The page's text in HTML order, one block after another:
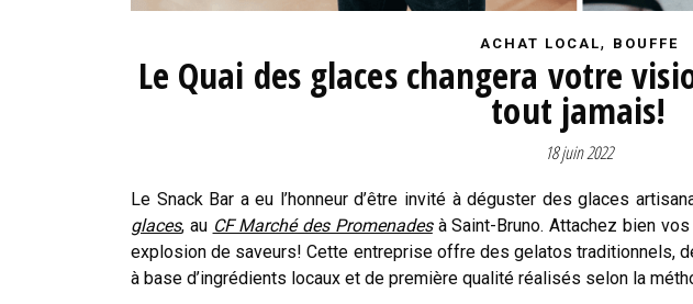
ACHAT LOCAL, BOUFFE
Le Quai des glaces changera votre
tout jamais!
18 juin 2022
Le Snack Bar a eu l’honneur d’être invité à déguster des glaces
glaces, au CF Marché des Promenadesà Saint-Bruno. Attachez bien
explosion de saveurs! Cette entreprise offre des gelatos traditionnels,
à base d’ingrédients locaux et de première qualité réalisés selon la